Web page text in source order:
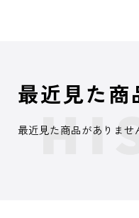
最近見た商
最近見た商品がありませ